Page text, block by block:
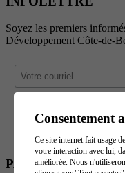
Soyez les premiers
Développement Côte-de-
PARTENAIRES
Consentement
Ce site internet fait usage
votre interaction avec lui,
améliorée. Nous